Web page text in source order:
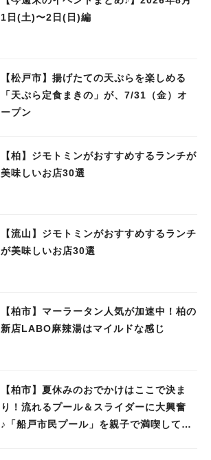
1日(土)〜2日(日)編
【松戸市】揚げたての天ぷらを楽しめる
「天ぷら定食まきの」が、7/31（金）オ
ープン
【柏】ジモトミンがおすすめするランチが
美味しいお店30選
【流山】ジモトミンがおすすめするランチ
が美味しいお店30選
【柏市】マーラータン人気が加速中！柏の
新店LABO麻辣湯はマイルドな感じ
【柏市】夏休みのおでかけはここで決ま
り！流れるプール＆スライダーに大興奮
♪「船戸市民プール」を親子で満喫してき